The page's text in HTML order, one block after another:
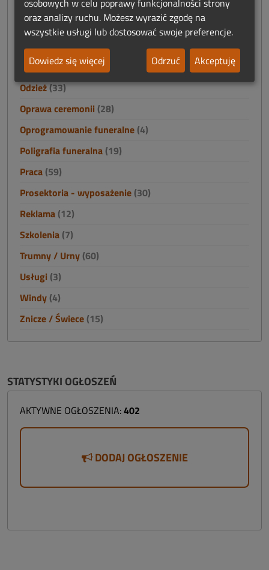
Nagrobki i akcesoria cmentarne(15)
Namioty(0)
Nieruchomości(4)
Odszkodowania i finanse
Odzież(33)
Oprawa ceremonii (28)
Oprogramowanie funeralne (4)
Poligrafia funeralna (19)
Praca (59)
Prosektoria - wyposażenie (30)
Reklama (12)
Szkolenia (7)
Trumny / Urny (60)
Usługi (3)
Windy (4)
Znicze / Świece (15)
STATYSTYKI OGŁOSZEŃ
AKTYWNE OGŁOSZENIA:402
DODAJ OGŁOSZENIE
oraz analizy ruchu. Możesz wyrazić zgodę na
wszystkie usługi lub dostosować swoje preferencje.
Dowiedz się więcej
Odrzuć Akceptuję